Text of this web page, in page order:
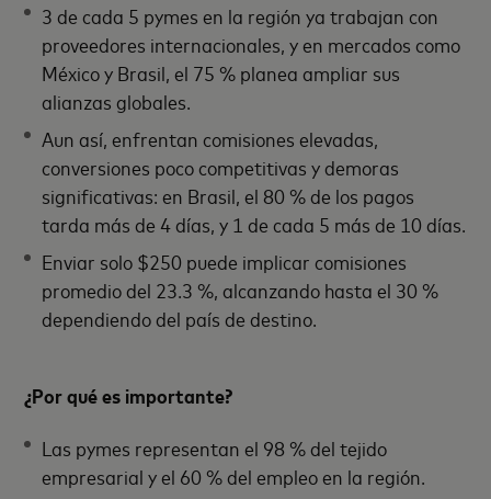
3 de cada 5 pymes en la región ya trabajan con
proveedores internacionales, y en mercados como
México y Brasil, el 75 % planea ampliar sus
alianzas globales.
Aun así, enfrentan comisiones elevadas,
conversiones poco competitivas y demoras
significativas: en Brasil, el 80 % de los pagos
tarda más de 4 días, y 1 de cada 5 más de 10 días.
Enviar solo $250 puede implicar comisiones
promedio del 23.3 %, alcanzando hasta el 30 %
dependiendo del país de destino.
¿Por qué es importante?
Las pymes representan el 98 % del tejido
empresarial y el 60 % del empleo en la región.